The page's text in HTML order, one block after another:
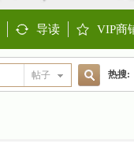
导读 VIP商
帖子 热搜: